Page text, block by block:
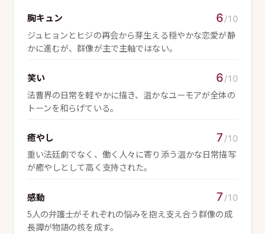
胸キュン 6/10
ジュヒョンとヒジの再会から芽生える穏やかな恋愛が静
かに進むが、群像が主で主軸ではない。
笑い 6/10
法曹界の日常を軽やかに描き、温かなユーモアが全体の
トーンを和らげている。
癒やし 7 /10
重い法廷劇でなく、働く人々に寄り添う温かな日常描写
が癒やしとして高く支持された。
感動 7 /10
5人の弁護士がそれぞれの悩みを抱え支え合う群像の成
長譚が物語の核を成す。